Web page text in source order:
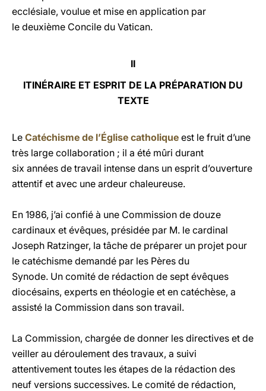
ecclésiale, voulue et mise en application par
le deuxième Concile du Vatican.
II
ITINÉRAIRE ET ESPRIT DE LA PRÉPARATION DU
TEXTE
Le Catéchisme de l’Église catholique est le fruit d’une
très large collaboration ; il a été mûri durant
six années de travail intense dans un esprit d’ouverture
attentif et avec une ardeur chaleureuse.
En 1986, j’ai confié à une Commission de douze
cardinaux et évêques, présidée par M. le cardinal
Joseph Ratzinger, la tâche de préparer un projet pour
le catéchisme demandé par les Pères du
Synode. Un comité de rédaction de sept évêques
diocésains, experts en théologie et en catéchèse, a
assisté la Commission dans son travail.
La Commission, chargée de donner les directives et de
veiller au déroulement des travaux, a suivi
attentivement toutes les étapes de la rédaction des
neuf versions successives. Le comité de rédaction,